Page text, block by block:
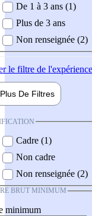
De 1 à 3 ans (1)
Plus de 3 ans
Non renseignée (2)
le filtre de
Plus De Filtres
Cadre (1)
Non cadre
Non renseignée (2)
BRUT MINIMUM
minimum